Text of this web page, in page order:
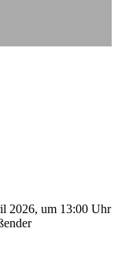
2026, um 13:00 Uhr